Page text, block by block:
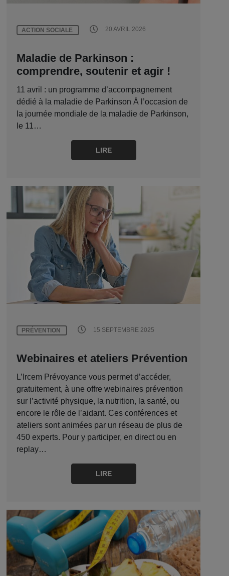
ACTION SOCIALE 20 AVRIL 2026
Maladie de Parkinson :
comprendre, soutenir et agir !
11 avril : un programme d’accompagnement
dédié à la maladie de Parkinson À l’occasion de
la journée mondiale de la maladie de Parkinson,
le 11…
LIRE
PRÉVENTION 15 SEPTEMBRE 2025
Webinaires et ateliers Prévention
L’Ircem Prévoyance vous permet d’accéder,
gratuitement, à une offre webinaires prévention
sur l’activité physique, la nutrition, la santé, ou
encore le rôle de l’aidant. Ces conférences et
ateliers sont animées par un réseau de plus de
450 experts. Pour y participer, en direct ou en
replay…
LIRE